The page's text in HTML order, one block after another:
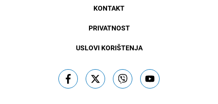
KONTAKT
PRIVATNOST
USLOVI KORIŠTENJA